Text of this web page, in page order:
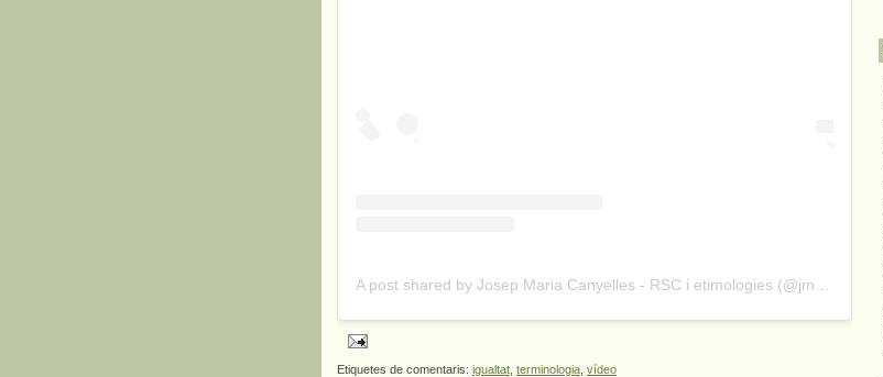
Etiquetes de comentaris: igualtat terminologia vídeo